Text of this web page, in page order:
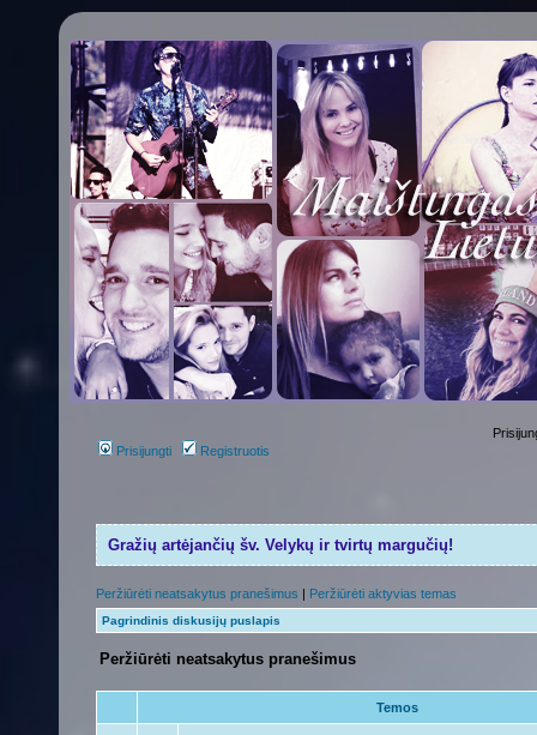
Prisijungti Registruotis
Gražių artėjančių šv. Velykų ir tvirtų margučių!
Peržiūrėti neatsakytus pranešimus | Peržiūrėti aktyvias temas
Pagrindinis diskusijų puslapis
Peržiūrėti neatsakytus pranešimus
Temos